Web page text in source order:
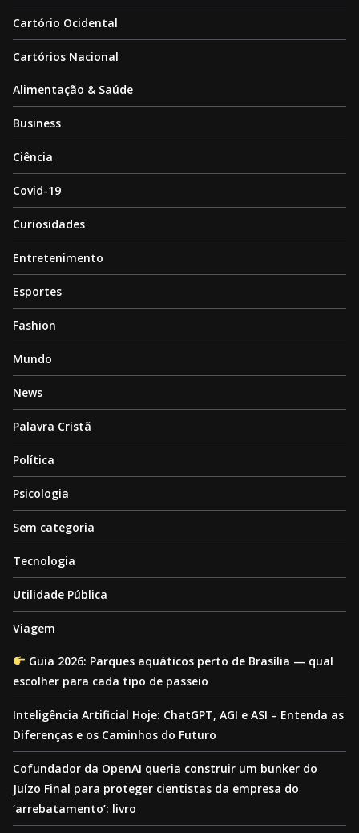
Cartório Ocidental
Cartórios Nacional
Alimentação & Saúde
Business
Ciência
Covid-19
Curiosidades
Entretenimento
Esportes
Fashion
Mundo
News
Palavra Cristã
Política
Psicologia
Sem categoria
Tecnologia
Utilidade Pública
Viagem
Guia 2026: Parques aquáticos perto de Brasília — qual
escolher para cada tipo de passeio
Inteligência Artificial Hoje: ChatGPT, AGI e ASI – Entenda as
Diferenças e os Caminhos do Futuro
Cofundador da OpenAI queria construir um bunker do
Juízo Final para proteger cientistas da empresa do
‘arrebatamento’: livro